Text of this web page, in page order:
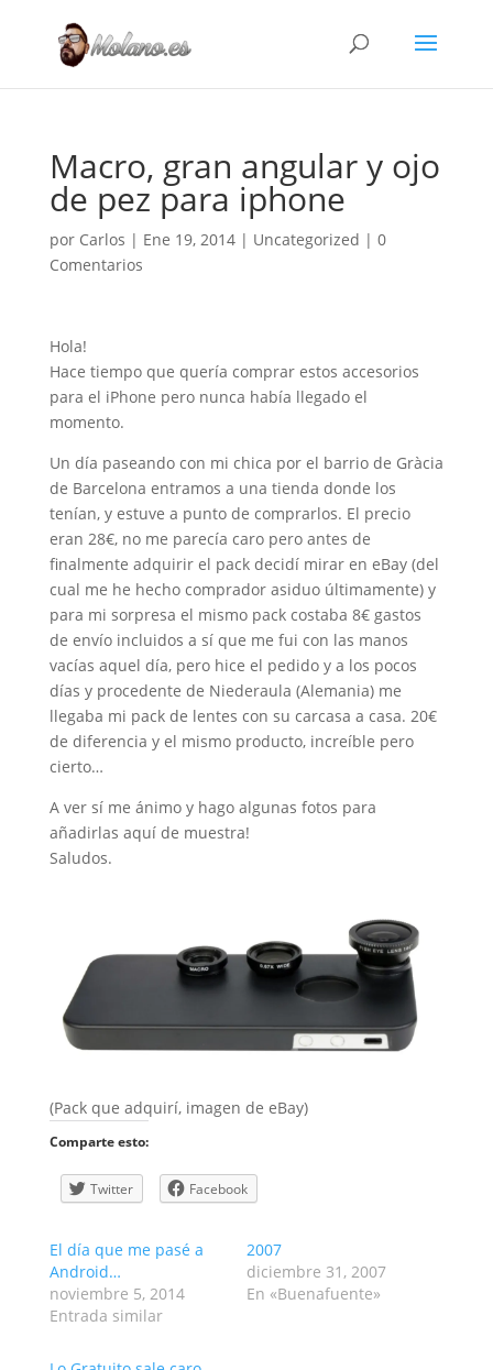
Macro, gran angular y ojo
de pez para iphone
por Carlos | Ene 19, 2014| Uncategorized | 0
Comentarios
Hola!
Hace tiempo que quería comprar estos accesorios
para el iPhone pero nunca había llegado el
momento.
Un día paseando con mi chica por el barrio de Gràcia
de Barcelona entramos a una tienda donde los
tenían, y estuve a punto de comprarlos. El precio
eran 28€, no me parecía caro pero antes de
finalmente adquirir el pack decidí mirar en eBay (del
cual me he hecho comprador asiduo últimamente) y
para mi sorpresa el mismo pack costaba 8€ gastos
de envío incluidos a sí que me fui con las manos
vacías aquel día, pero hice el pedido y a los pocos
días y procedente de Niederaula (Alemania) me
llegaba mi pack de lentes con su carcasa a casa. 20€
de diferencia y el mismo producto, increíble pero
cierto…
A ver sí me ánimo y hago algunas fotos para
añadirlas aquí de muestra!
Saludos.
(Pack que adquirí, imagen de eBay)
Comparte esto:
Twitter Facebook
El día que me pasé a
Android…
noviembre 5, 2014
Entrada similar
2007
diciembre 31, 2007
En «Buenafuente»